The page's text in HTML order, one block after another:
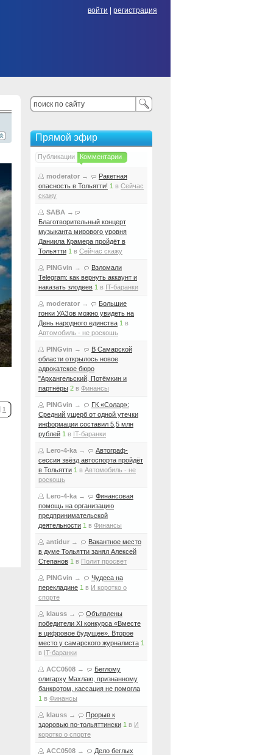
войти регистрация
1
Прямой эфир
Публикации Комментарии
moderator →
Ракетная
опасность в Тольятти! 1 в Сейчас
скажу
SABA →
Благотворительный концерт
музыканта мирового уровня
Даниила Крамера пройдёт в
Тольятти 1 в Сейчас скажу
PINGvin →
Взломали
Telegram: как вернуть аккаунт и
наказать злодеев 1 в IT-баранки
moderator →
Большие
гонки УАЗов можно увидеть на
День народного единства 1 в
Автомобиль - не роскошь
PINGvin →
В Самарской
области открылось новое
адвокатское бюро
"Архангельский, Потёмкин и
партнёры 2 в Финансы
PINGvin →
ГК «Солар»:
Средний ущерб от одной утечки
информации составил 5,5 млн
рублей 1 в IT-баранки
Lero-4-ka →
Автограф-
сессия звёзд автоспорта пройдёт
в Тольятти 1 в Автомобиль - не
роскошь
Lero-4-ka →
Финансовая
помощь на организацию
предпринимательской
деятельности 1 в Финансы
antidur →
Вакантное место
в думе Тольятти занял Алексей
Степанов 1 в Полит просвет
PINGvin →
Чудеса на
перекладине 1 в И коротко о
спорте
klauss →
Объявлены
победители XI конкурса «Вместе
в цифровое будущее». Второе
место у самарского журналиста 1
в IT-баранки
ACC0508 →
Беглому
олигарху Махлаю, признанному
банкротом, кассация не помогла
1 в Финансы
klauss →
Прорыв к
здоровью по-тольяттински 1 в И
коротко о спорте
ACC0508 →
Дело беглых